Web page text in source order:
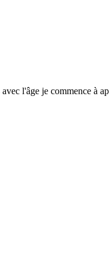
l'âge je commence à